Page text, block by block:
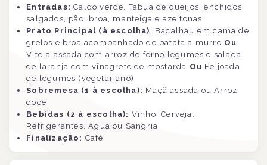
Entradas: Caldo verde, Tábua de queijos, enchidos,
salgados, pão, broa, manteiga e azeitonas
Prato Principal (à escolha) : Bacalhau em cama de
grelos e broa acompanhado de batata a murro Ou
Vitela assada com arroz de forno legumes e salada
de laranja com vinagrete de mostarda Ou Feijoada
de legumes (vegetariano)
Sobremesa (1 à escolha): Maçã assada ou Arroz
doce
Bebidas (2 à escolha): Vinho, Cerveja,
Refrigerantes, Água ou Sangria
Finalização: Café